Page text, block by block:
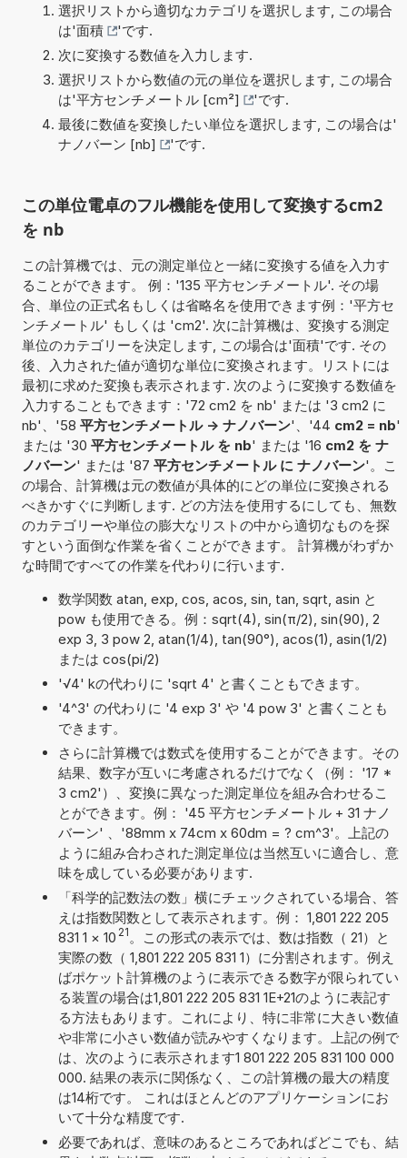
選択リストから適切なカテゴリを選択します, この場合
は'面積
'です.
次に変換する数値を入力します.
選択リストから数値の元の単位を選択します, この場合
は'平方センチメートル [cm²]
'です.
最後に数値を変換したい単位を選択します, この場合は'
ナノバーン [nb]
'です.
この単位電卓のフル機能を使用して変換するcm2
を nb
この計算機では、元の測定単位と一緒に変換する値を入力す
ることができます。 例：'135 平方センチメートル'. その場
合、単位の正式名もしくは省略名を使用できます例：'平方セ
ンチメートル' もしくは 'cm2'. 次に計算機は、変換する測定
単位のカテゴリーを決定します, この場合は'面積'です. その
後、入力された値が適切な単位に変換されます。リストには
最初に求めた変換も表示されます. 次のように変換する数値を
入力することもできます：'72 cm2 を nb' または '3 cm2 に
nb'、'58 平方センチメートル -> ナノバーン'、'44 cm2 = nb'
または '30 平方センチメートル を nb' または '16 cm2 を ナ
ノバーン' または '87 平方センチメートル に ナノバーン'。こ
の場合、計算機は元の数値が具体的にどの単位に変換される
べきかすぐに判断します. どの方法を使用するにしても、無数
のカテゴリーや単位の膨大なリストの中から適切なものを探
すという面倒な作業を省くことができます。 計算機がわずか
な時間ですべての作業を代わりに行います.
数学関数 atan, exp, cos, acos, sin, tan, sqrt, asin と
pow も使用できる。例：sqrt(4), sin(π/2), sin(90), 2
exp 3, 3 pow 2, atan(1/4), tan(90°), acos(1), asin(1/2)
または cos(pi/2)
'√4' kの代わりに 'sqrt 4' と書くこともできます。
'4^3' の代わりに '4 exp 3' や '4 pow 3' と書くことも
できます。
さらに計算機では数式を使用することができます。その
結果、数字が互いに考慮されるだけでなく（例： '17 *
3 cm2'）、変換に異なった測定単位を組み合わせるこ
とができます。例： '45 平方センチメートル + 31 ナノ
バーン' 、'88mm x 74cm x 60dm = ? cm^3'。上記の
ように組み合わされた測定単位は当然互いに適合し、意
味を成している必要があります.
「科学的記数法の数」横にチェックされている場合、答
えは指数関数として表示されます。例： 1,801 222 205
831 1 × 10 21 。この形式の表示では、数は指数（ 21）と
実際の数（ 1,801 222 205 831 1）に分割されます。例え
ばポケット計算機のように表示できる数字が限られてい
る装置の場合は1,801 222 205 831 1E+21のように表記す
る方法もあります。これにより、特に非常に大きい数値
や非常に小さい数値が読みやすくなります。上記の例で
は、次のように表示されます1 801 222 205 831 100 000
000. 結果の表示に関係なく、この計算機の最大の精度
は14桁です。 これはほとんどのアプリケーションにお
いて十分な精度です.
必要であれば、意味のあるところであればどこでも、結